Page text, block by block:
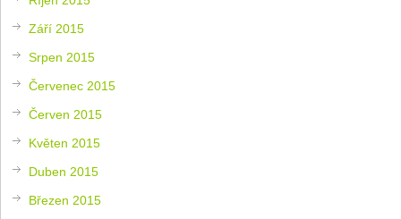
Září 2015
Srpen 2015
Červenec 2015
Červen 2015
Květen 2015
Duben 2015
Březen 2015